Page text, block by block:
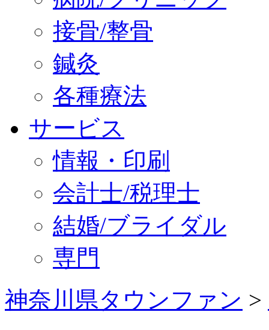
接骨/整骨
鍼灸
各種療法
サービス
情報・印刷
会計士/税理士
結婚/ブライダル
専門
神奈川県タウンファン >